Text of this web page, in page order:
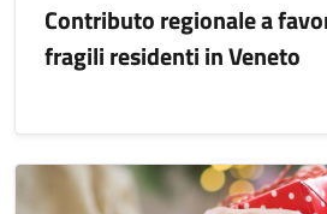
Contributo regionale a
fragili residenti in Veneto